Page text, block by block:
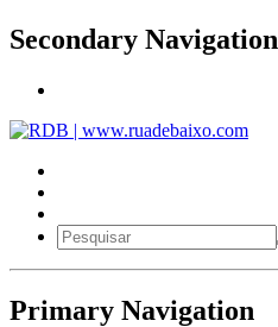
Secondary Navigation
Primary Navigation